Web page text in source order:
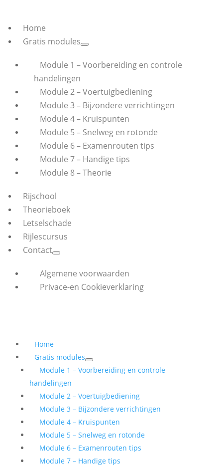
Home
Gratis modules
Module 1 – Voorbereiding en controle
handelingen
Module 2 – Voertuigbediening
Module 3 – Bijzondere verrichtingen
Module 4 – Kruispunten
Module 5 – Snelweg en rotonde
Module 6 – Examenrouten tips
Module 7 – Handige tips
Module 8 – Theorie
Rijschool
Theorieboek
Letselschade
Rijlescursus
Contact
Algemene voorwaarden
Privace-en Cookieverklaring
Home
Gratis modules
Module 1 – Voorbereiding en controle
handelingen
Module 2 – Voertuigbediening
Module 3 – Bijzondere verrichtingen
Module 4 – Kruispunten
Module 5 – Snelweg en rotonde
Module 6 – Examenrouten tips
Module 7 – Handige tips